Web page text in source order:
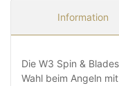
Information
Die W3 Spin &
Wahl beim Angeln